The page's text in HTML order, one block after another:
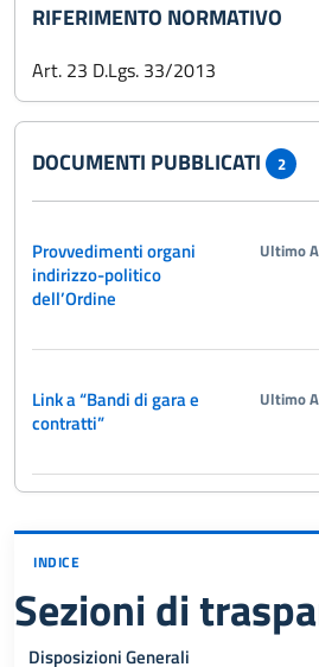
RIFERIMENTO NORMATIVO
Art. 23 D.Lgs. 33/2013
DOCUMENTI PUBBLICATI 2
Provvedimenti organi
indirizzo-politico
dell’Ordine
Ultimo
Link a “Bandi di gara e
contratti”
Ultimo
INDICE
Sezioni di
Disposizioni Generali